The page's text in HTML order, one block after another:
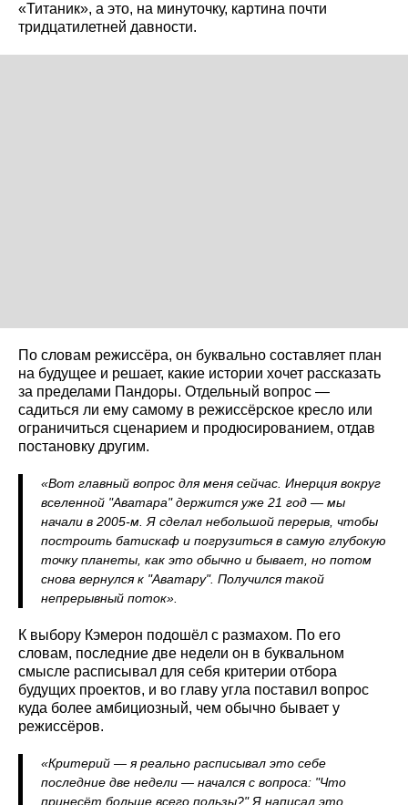
«Титаник», а это, на минуточку, картина почти
тридцатилетней давности.
По словам режиссёра, он буквально составляет план
на будущее и решает, какие истории хочет рассказать
за пределами Пандоры. Отдельный вопрос —
садиться ли ему самому в режиссёрское кресло или
ограничиться сценарием и продюсированием, отдав
постановку другим.
«Вот главный вопрос для меня сейчас. Инерция вокруг
вселенной "Аватара" держится уже 21 год — мы
начали в 2005-м. Я сделал небольшой перерыв, чтобы
построить батискаф и погрузиться в самую глубокую
точку планеты, как это обычно и бывает, но потом
снова вернулся к "Аватару". Получился такой
непрерывный поток».
К выбору Кэмерон подошёл с размахом. По его
словам, последние две недели он в буквальном
смысле расписывал для себя критерии отбора
будущих проектов, и во главу угла поставил вопрос
куда более амбициозный, чем обычно бывает у
режиссёров.
«Критерий — я реально расписывал это себе
последние две недели — начался с вопроса: "Что
принесёт больше всего пользы?" Я написал это